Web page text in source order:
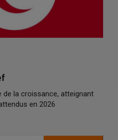
de la croissance, atteignant
en 2026